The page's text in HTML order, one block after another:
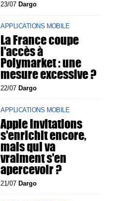
23/07 Dargo
APPLICATIONS MOBILE
La France coupe
l'accès à
Polymarket : une
mesure excessive ?
22/07 Dargo
APPLICATIONS MOBILE
Apple Invitations
s'enrichit encore,
mais qui va
vraiment s'en
apercevoir ?
21/07 Dargo